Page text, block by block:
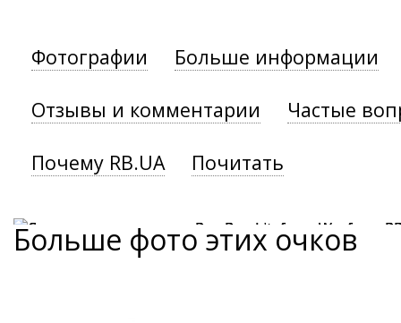
Фотографии Больше информации
Отзывы и комментарии Частые
Почему RB.UA Почитать
Больше фото этих очков